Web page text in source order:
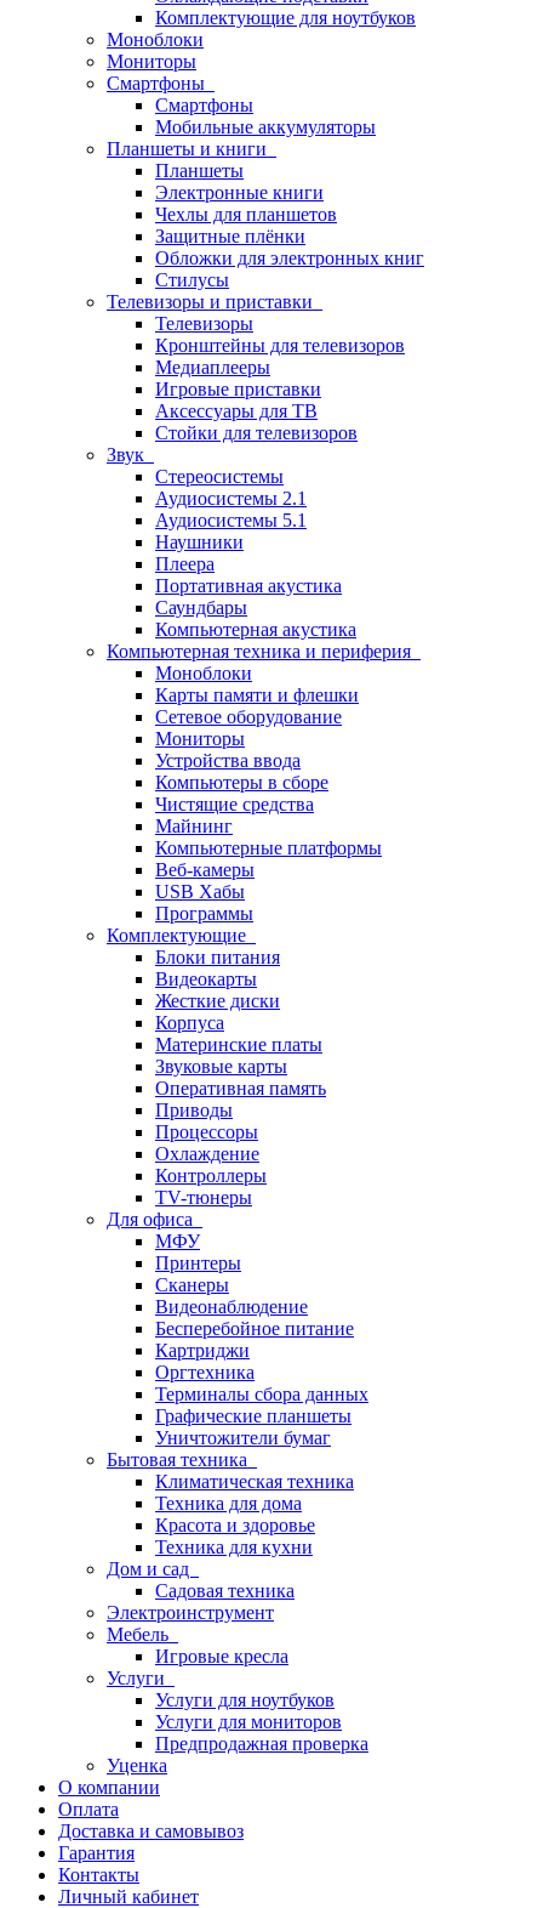
Комплектующие для ноутбуков
Моноблоки
Мониторы
Смартфоны
Смартфоны
Мобильные аккумуляторы
Планшеты и книги
Планшеты
Электронные книги
Чехлы для планшетов
Защитные плёнки
Обложки для электронных книг
Стилусы
Телевизоры и приставки
Телевизоры
Кронштейны для телевизоров
Медиаплееры
Игровые приставки
Аксессуары для ТВ
Стойки для телевизоров
Звук
Стереосистемы
Аудиосистемы 2.1
Аудиосистемы 5.1
Наушники
Плеера
Портативная акустика
Саундбары
Компьютерная акустика
Компьютерная техника и периферия
Моноблоки
Карты памяти и флешки
Сетевое оборудование
Мониторы
Устройства ввода
Компьютеры в сборе
Чистящие средства
Майнинг
Компьютерные платформы
Веб-камеры
USB Хабы
Программы
Комплектующие
Блоки питания
Видеокарты
Жесткие диски
Корпуса
Материнские платы
Звуковые карты
Оперативная память
Приводы
Процессоры
Охлаждение
Контроллеры
TV-тюнеры
Для офиса
МФУ
Принтеры
Сканеры
Видеонаблюдение
Бесперебойное питание
Картриджи
Оргтехника
Терминалы сбора данных
Графические планшеты
Уничтожители бумаг
Бытовая техника
Климатическая техника
Техника для дома
Красота и здоровье
Техника для кухни
Дом и сад
Садовая техника
Электроинструмент
Мебель
Игровые кресла
Услуги
Услуги для ноутбуков
Услуги для мониторов
Предпродажная проверка
Уценка
О компании
Оплата
Доставка и самовывоз
Гарантия
Контакты
Личный кабинет